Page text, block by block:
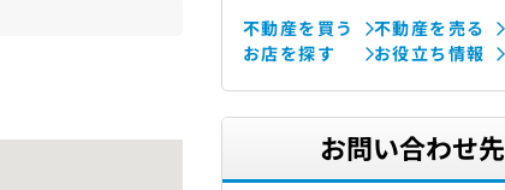
不動産を買う
不動産を売る
お店を探す
お役立ち情報
お問い合わせ先